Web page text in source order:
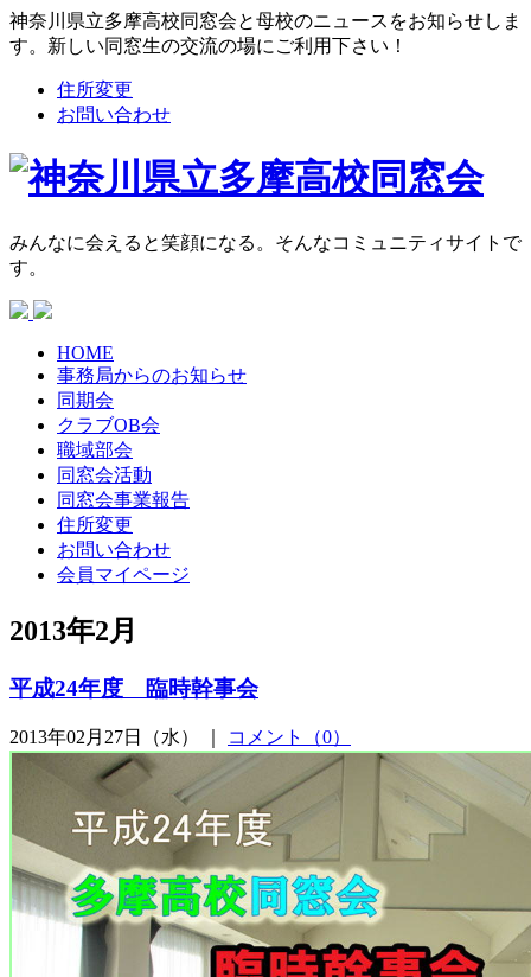
神奈川県立多摩高校同窓会と母校のニュースをお知らせしま
す。新しい同窓生の交流の場にご利用下さい！
住所変更
お問い合わせ
みんなに会えると笑顔になる。そんなコミュニティサイトで
す。
HOME
事務局からのお知らせ
同期会
クラブOB会
職域部会
同窓会活動
同窓会事業報告
住所変更
お問い合わせ
会員マイページ
2013年2月
平成24年度 臨時幹事会
2013年02月27日（水） ｜ コメント（0）